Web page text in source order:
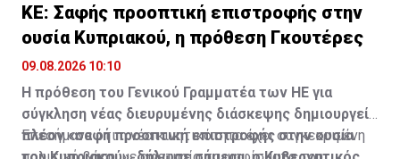
ΚΕ: Σαφής προοπτική επιστροφής στην
ουσία Κυπριακού, η πρόθεση Γκουτέρες
09.08.2026 10:10
Η πρόθεση του Γενικού Γραμματέα των ΗΕ για
σύγκληση νέας διευρυμένης διάσκεψης δημιουργεί
πλέον «σαφή προοπτική επιστροφής στην ουσία
Επεσήμανε ότι η νέα κινητικότητα έχει συγκεκριμένη